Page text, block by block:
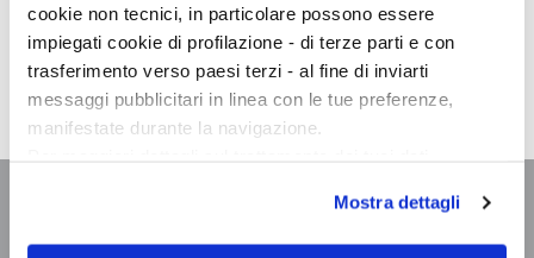
cookie non tecnici, in particolare possono essere
impiegati cookie di profilazione - di terze parti e con
trasferimento verso paesi terzi - al fine di inviarti
messaggi pubblicitari in linea con le tue preferenze,
manifestate durante la navigazione.
scelte privacy sui cookie, ti invitiamo a prendere visione
dell’informativa cookie.
Mostra dettagli
Athos Zontinipresenta onlineLa bella indifferenza
direttaFacebookLibreria Trebisonda, Torino. Interviene
Alcide Pierantozzi.